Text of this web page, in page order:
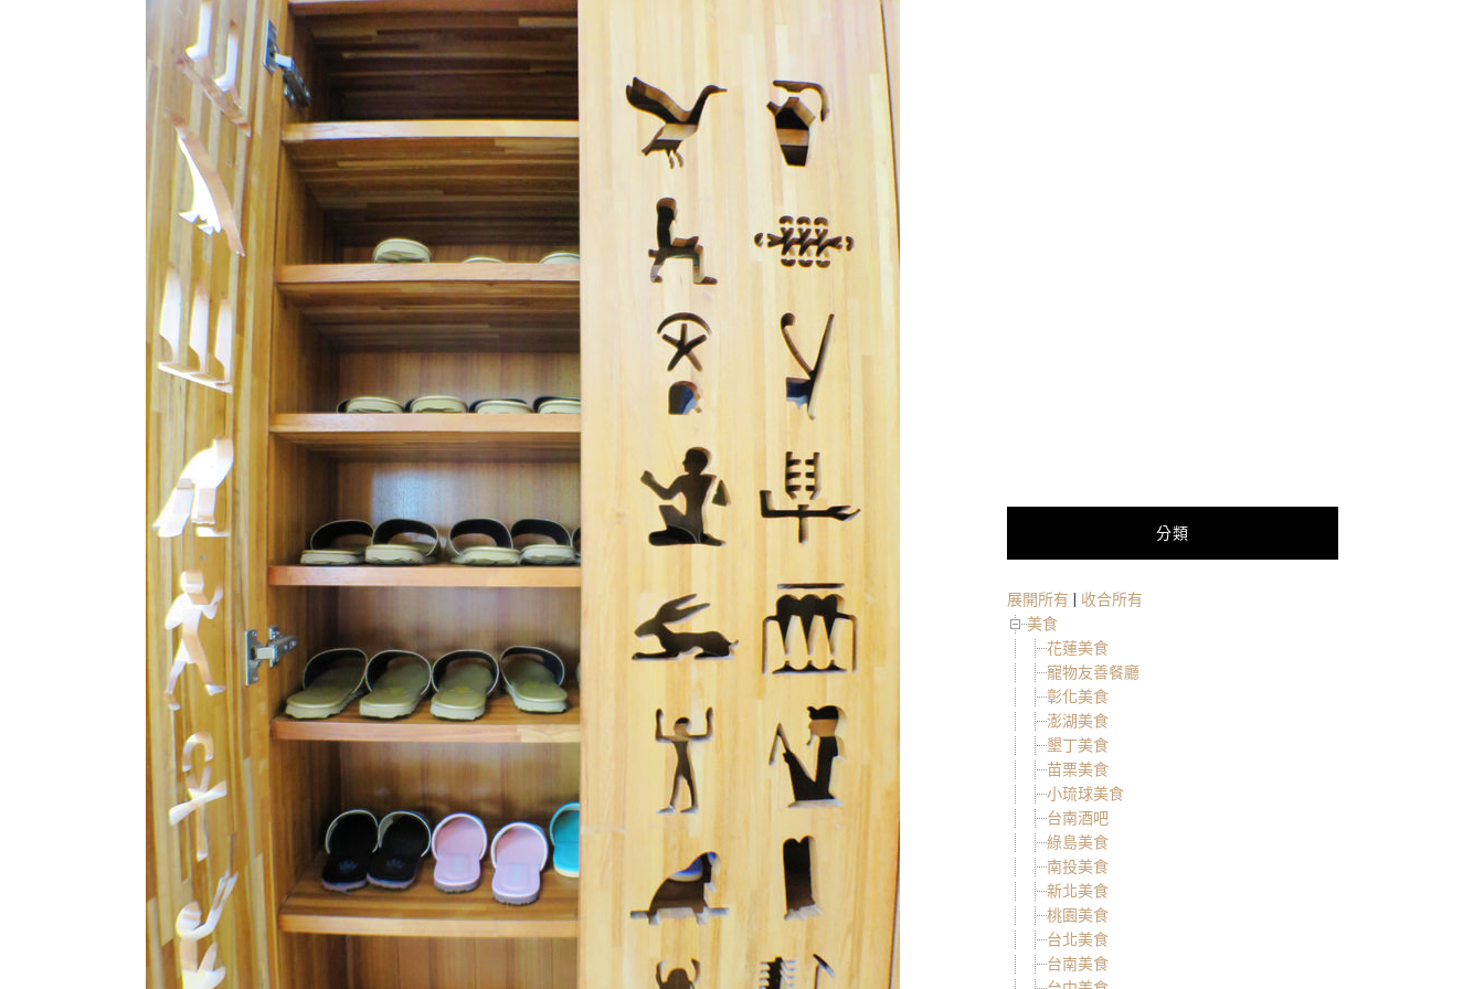
分類
展開所有 | 收合所有
美食
花蓮美食
寵物友善餐廳
彰化美食
澎湖美食
墾丁美食
苗栗美食
小琉球美食
台南酒吧
綠島美食
南投美食
新北美食
桃園美食
台北美食
台南美食